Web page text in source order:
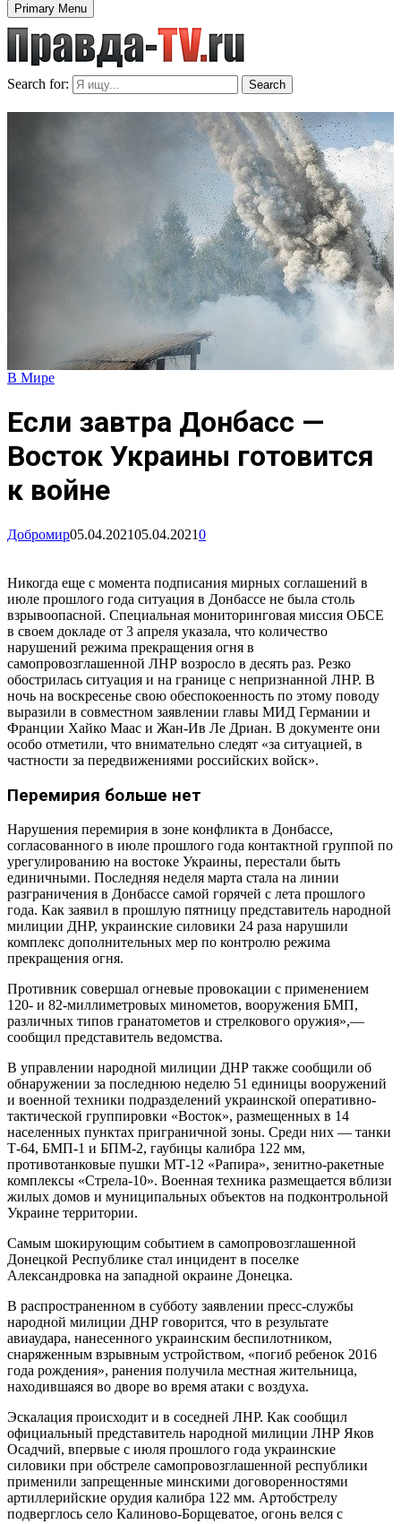
Primary Menu
Search for: Search
В Мире
Если завтра Донбасс —
Восток Украины готовится
к войне
Добромир05.04.202105.04.20210
Никогда еще с момента подписания мирных соглашений в
июле прошлого года ситуация в Донбассе не была столь
взрывоопасной. Специальная мониторинговая миссия ОБСЕ
в своем докладе от 3 апреля указала, что количество
нарушений режима прекращения огня в
самопровозглашенной ЛНР возросло в десять раз. Резко
обострилась ситуация и на границе с непризнанной ЛНР. В
ночь на воскресенье свою обеспокоенность по этому поводу
выразили в совместном заявлении главы МИД Германии и
Франции Хайко Маас и Жан-Ив Ле Дриан. В документе они
особо отметили, что внимательно следят «за ситуацией, в
частности за передвижениями российских войск».
Перемирия больше нет
Нарушения перемирия в зоне конфликта в Донбассе,
согласованного в июле прошлого года контактной группой по
урегулированию на востоке Украины, перестали быть
единичными. Последняя неделя марта стала на линии
разграничения в Донбассе самой горячей с лета прошлого
года. Как заявил в прошлую пятницу представитель народной
милиции ДНР, украинские силовики 24 раза нарушили
комплекс дополнительных мер по контролю режима
прекращения огня.
Противник совершал огневые провокации с применением
120- и 82-миллиметровых минометов, вооружения БМП,
различных типов гранатометов и стрелкового оружия»,—
сообщил представитель ведомства.
В управлении народной милиции ДНР также сообщили об
обнаружении за последнюю неделю 51 единицы вооружений
и военной техники подразделений украинской оперативно-
тактической группировки «Восток», размещенных в 14
населенных пунктах приграничной зоны. Среди них — танки
Т-64, БМП-1 и БПМ-2, гаубицы калибра 122 мм,
противотанковые пушки МТ-12 «Рапира», зенитно-ракетные
комплексы «Стрела-10». Военная техника размещается вблизи
жилых домов и муниципальных объектов на подконтрольной
Украине территории.
Самым шокирующим событием в самопровозглашенной
Донецкой Республике стал инцидент в поселке
Александровка на западной окраине Донецка.
В распространенном в субботу заявлении пресс-службы
народной милиции ДНР говорится, что в результате
авиаудара, нанесенного украинским беспилотником,
снаряженным взрывным устройством, «погиб ребенок 2016
года рождения», ранения получила местная жительница,
находившаяся во дворе во время атаки с воздуха.
Эскалация происходит и в соседней ЛНР. Как сообщил
официальный представитель народной милиции ЛНР Яков
Осадчий, впервые с июля прошлого года украинские
силовики при обстреле самопровозглашенной республики
применили запрещенные минскими договоренностями
артиллерийские орудия калибра 122 мм. Артобстрелу
подверглось село Калиново-Борщеватое, огонь велся с